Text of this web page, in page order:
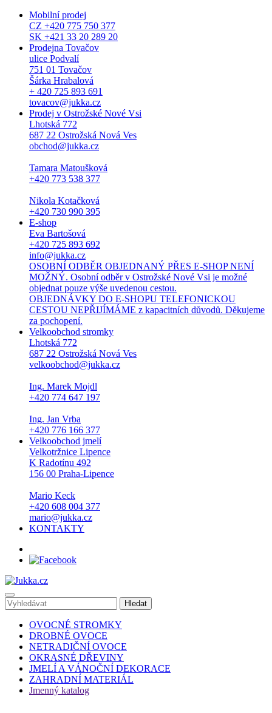
Mobilní prodej
CZ +420 775 750 377
SK +421 33 20 289 20
Prodejna Tovačov
ulice Podvalí
751 01 Tovačov
Šárka Hrabalová
+ 420 725 893 691
tovacov@jukka.cz
Prodej v Ostrožské Nové Vsi
Lhotská 772
687 22 Ostrožská Nová Ves
obchod@jukka.cz
Tamara Matoušková
+420 773 538 377
Nikola Kotačková
+420 730 990 395
E-shop
Eva Bartošová
+420 725 893 692
info@jukka.cz
OSOBNÍ ODBĚR OBJEDNANÝ PŘES E-SHOP NENÍ
MOŽNÝ. Osobní odběr v Ostrožské Nové Vsi je možné
objednat pouze výše uvedenou cestou.
OBJEDNÁVKY DO E-SHOPU TELEFONICKOU
CESTOU NEPŘIJÍMÁME z kapacitních důvodů. Děkujeme
za pochopení.
Velkoobchod stromky
Lhotská 772
687 22 Ostrožská Nová Ves
velkoobchod@jukka.cz
Ing. Marek Mojdl
+420 774 647 197
Ing. Jan Vrba
+420 776 166 377
Velkoobchod jmelí
Velkotržnice Lipence
K Radotínu 492
156 00 Praha-Lipence
Mario Keck
+420 608 004 377
mario@jukka.cz
KONTAKTY
OVOCNÉ STROMKY
DROBNÉ OVOCE
NETRADIČNÍ OVOCE
OKRASNÉ DŘEVINY
JMELÍ A VÁNOČNÍ DEKORACE
ZAHRADNÍ MATERIÁL
Jmenný katalog